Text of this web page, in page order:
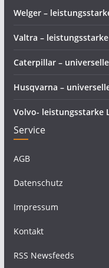
Welger –
Valtra –
Caterpillar –
Husqvarna –
Volvo- leistungsstarke
Service
AGB
Datenschutz
Impressum
Kontakt
RSS Newsfeeds